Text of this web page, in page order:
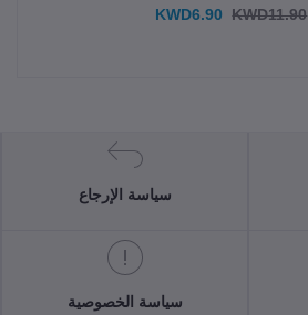
KWD6.90 KWD11.90
سياسة الإرجاع
سياسة الخصوصية